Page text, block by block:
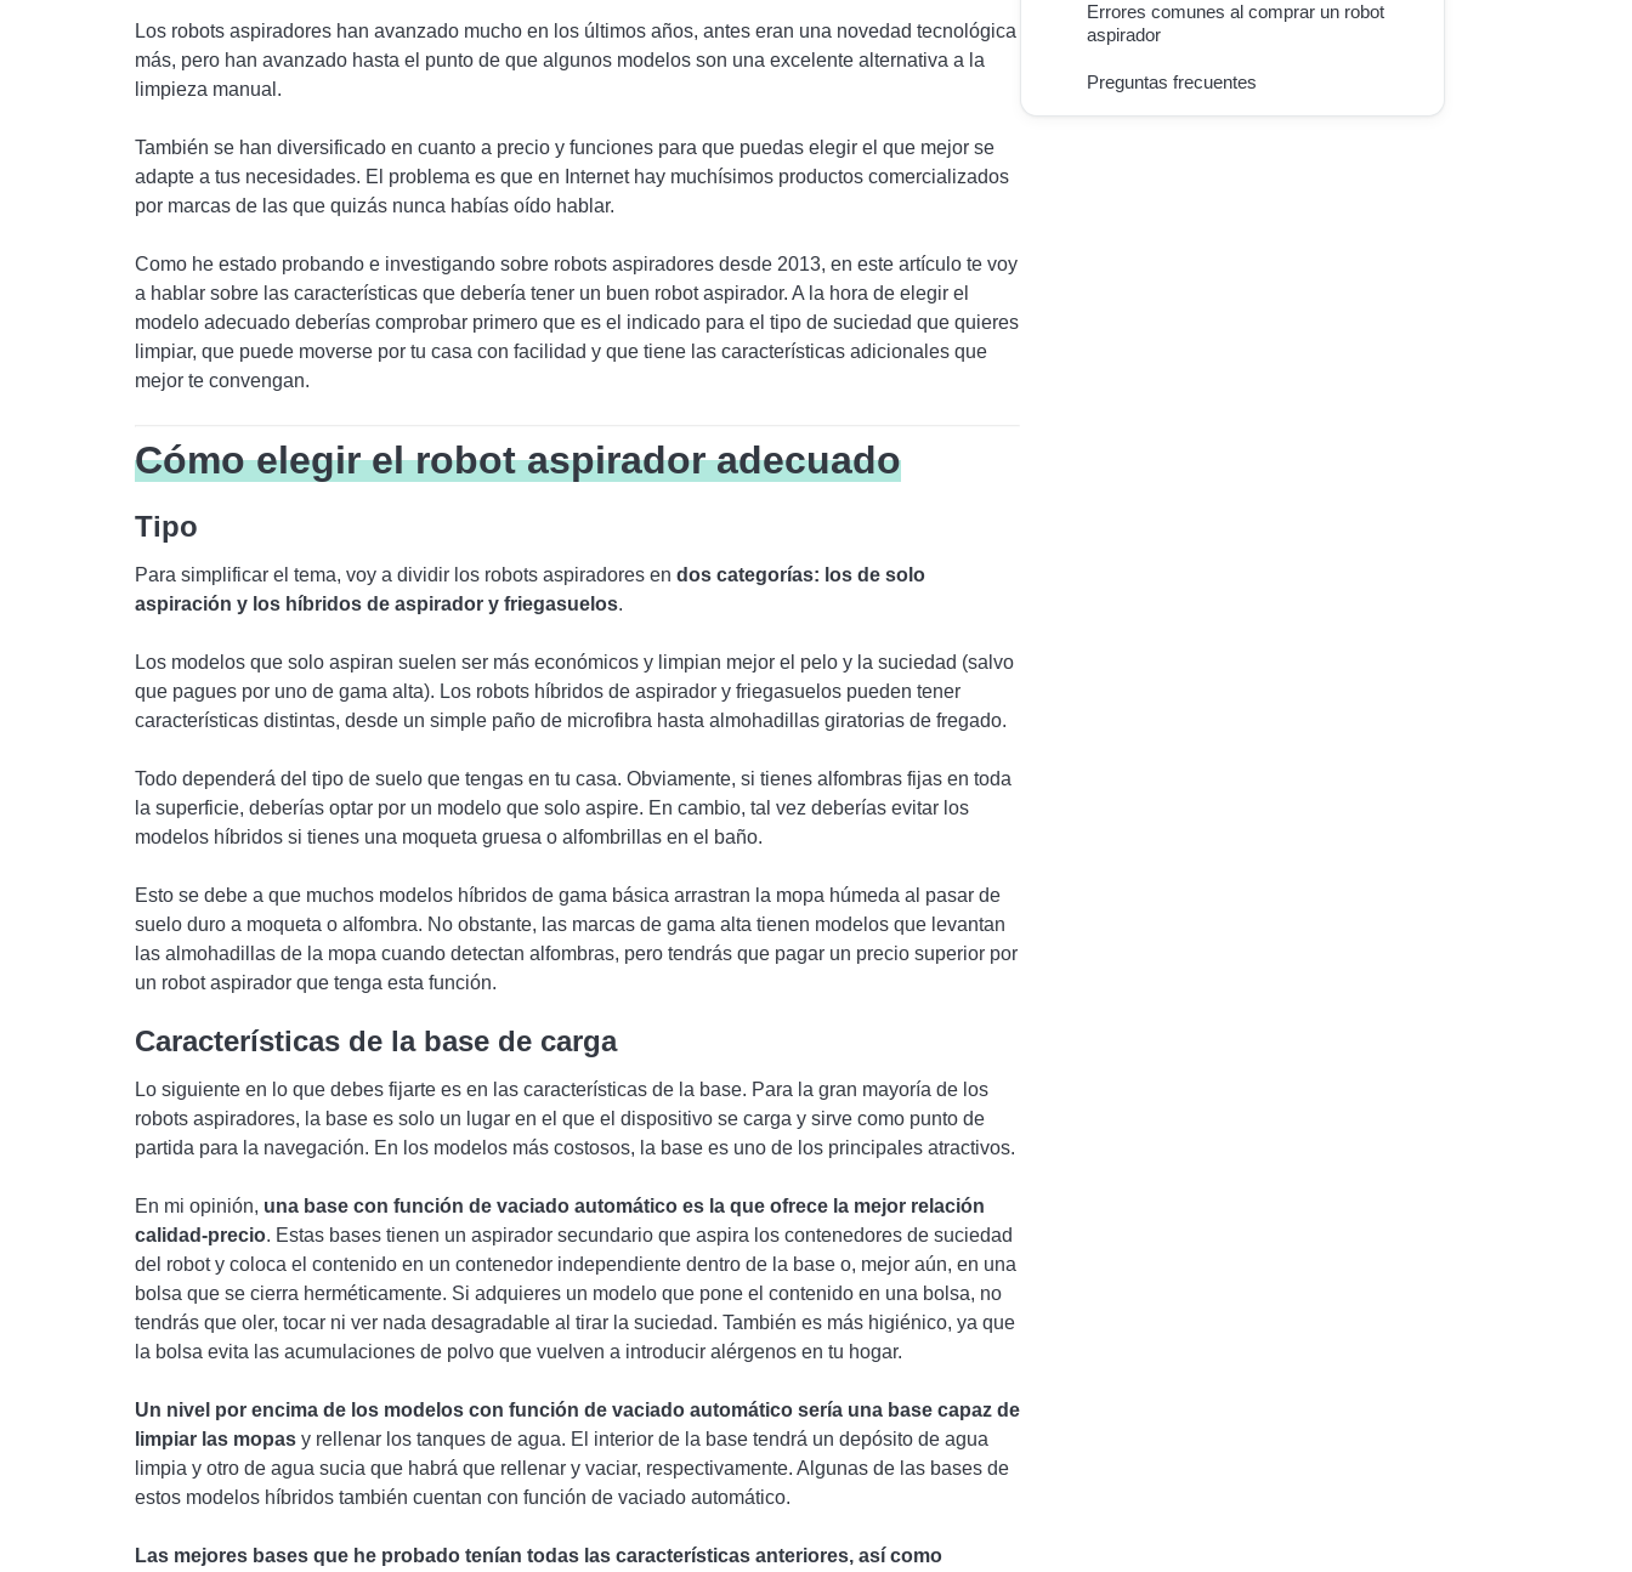
Los robots aspiradores han avanzado mucho en los últimos años, antes eran una novedad tecnológica
más, pero han avanzado hasta el punto de que algunos modelos son una excelente alternativa a la
limpieza manual.
También se han diversificado en cuanto a precio y funciones para que puedas elegir el que mejor se
adapte a tus necesidades. El problema es que en Internet hay muchísimos productos comercializados
por marcas de las que quizás nunca habías oído hablar.
Como he estado probando e investigando sobre robots aspiradores desde 2013, en este artículo te voy
a hablar sobre las características que debería tener un buen robot aspirador. A la hora de elegir el
modelo adecuado deberías comprobar primero que es el indicado para el tipo de suciedad que quieres
limpiar, que puede moverse por tu casa con facilidad y que tiene las características adicionales que
mejor te convengan.
Cómo elegir el robot aspirador adecuado
Tipo
Para simplificar el tema, voy a dividir los robots aspiradores en dos categorías: los de solo
aspiración y los híbridos de aspirador y friegasuelos.
Los modelos que solo aspiran suelen ser más económicos y limpian mejor el pelo y la suciedad (salvo
que pagues por uno de gama alta). Los robots híbridos de aspirador y friegasuelos pueden tener
características distintas, desde un simple paño de microfibra hasta almohadillas giratorias de fregado.
Todo dependerá del tipo de suelo que tengas en tu casa. Obviamente, si tienes alfombras fijas en toda
la superficie, deberías optar por un modelo que solo aspire. En cambio, tal vez deberías evitar los
modelos híbridos si tienes una moqueta gruesa o alfombrillas en el baño.
Esto se debe a que muchos modelos híbridos de gama básica arrastran la mopa húmeda al pasar de
suelo duro a moqueta o alfombra. No obstante, las marcas de gama alta tienen modelos que levantan
las almohadillas de la mopa cuando detectan alfombras, pero tendrás que pagar un precio superior por
un robot aspirador que tenga esta función.
Características de la base de carga
Lo siguiente en lo que debes fijarte es en las características de la base. Para la gran mayoría de los
robots aspiradores, la base es solo un lugar en el que el dispositivo se carga y sirve como punto de
partida para la navegación. En los modelos más costosos, la base es uno de los principales atractivos.
En mi opinión, una base con función de vaciado automático es la que ofrece la mejor relación
calidad-precio. Estas bases tienen un aspirador secundario que aspira los contenedores de suciedad
del robot y coloca el contenido en un contenedor independiente dentro de la base o, mejor aún, en una
bolsa que se cierra herméticamente. Si adquieres un modelo que pone el contenido en una bolsa, no
tendrás que oler, tocar ni ver nada desagradable al tirar la suciedad. También es más higiénico, ya que
la bolsa evita las acumulaciones de polvo que vuelven a introducir alérgenos en tu hogar.
Un nivel por encima de los modelos con función de vaciado automático sería una base capaz de
limpiar las mopas y rellenar los tanques de agua. El interior de la base tendrá un depósito de agua
limpia y otro de agua sucia que habrá que rellenar y vaciar, respectivamente. Algunas de las bases de
estos modelos híbridos también cuentan con función de vaciado automático.
Las mejores bases que he probado tenían todas las características anteriores, así como
Errores comunes al comprar un robot
aspirador
Preguntas frecuentes